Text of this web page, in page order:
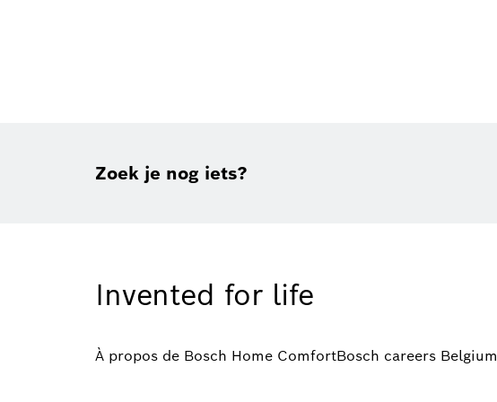
Zoek je nog iets?
Invented for life
À propos de Bosch Home ComfortBosch careers Belgium